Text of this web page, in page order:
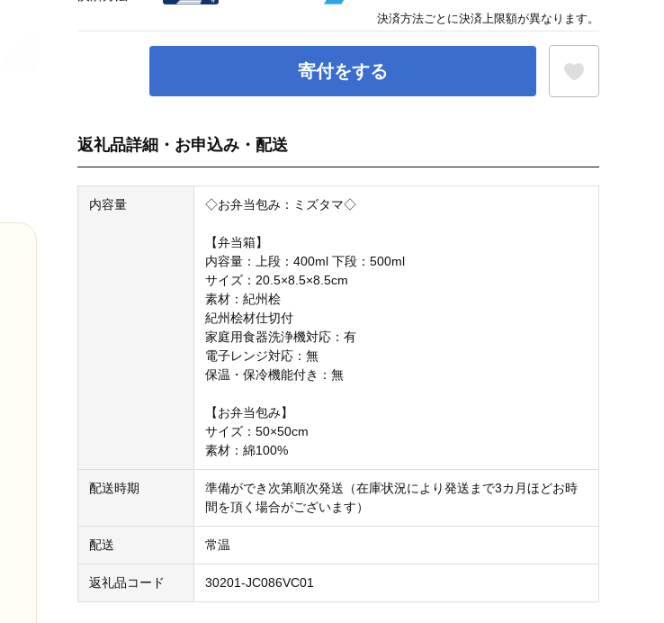
寄付をする
返礼品詳細・お申込み・配送
内容量 ◇お弁当包み：ミズタマ◇
【弁当箱】
内容量：上段：400ml 下段：500ml
サイズ：20.5×8.5×8.5cm
素材：紀州桧
紀州桧材仕切付
家庭用食器洗浄機対応：有
電子レンジ対応：無
保温・保冷機能付き：無
【お弁当包み】
サイズ：50×50cm
素材：綿100%
配送時期
準備ができ次第順次発送（在庫状況により発送まで3カ月ほどお時
間を頂く場合がございます）
配送 常温
返礼品コード 30201-JC086VC01
決済方法ごとに決済上限額が異なります。